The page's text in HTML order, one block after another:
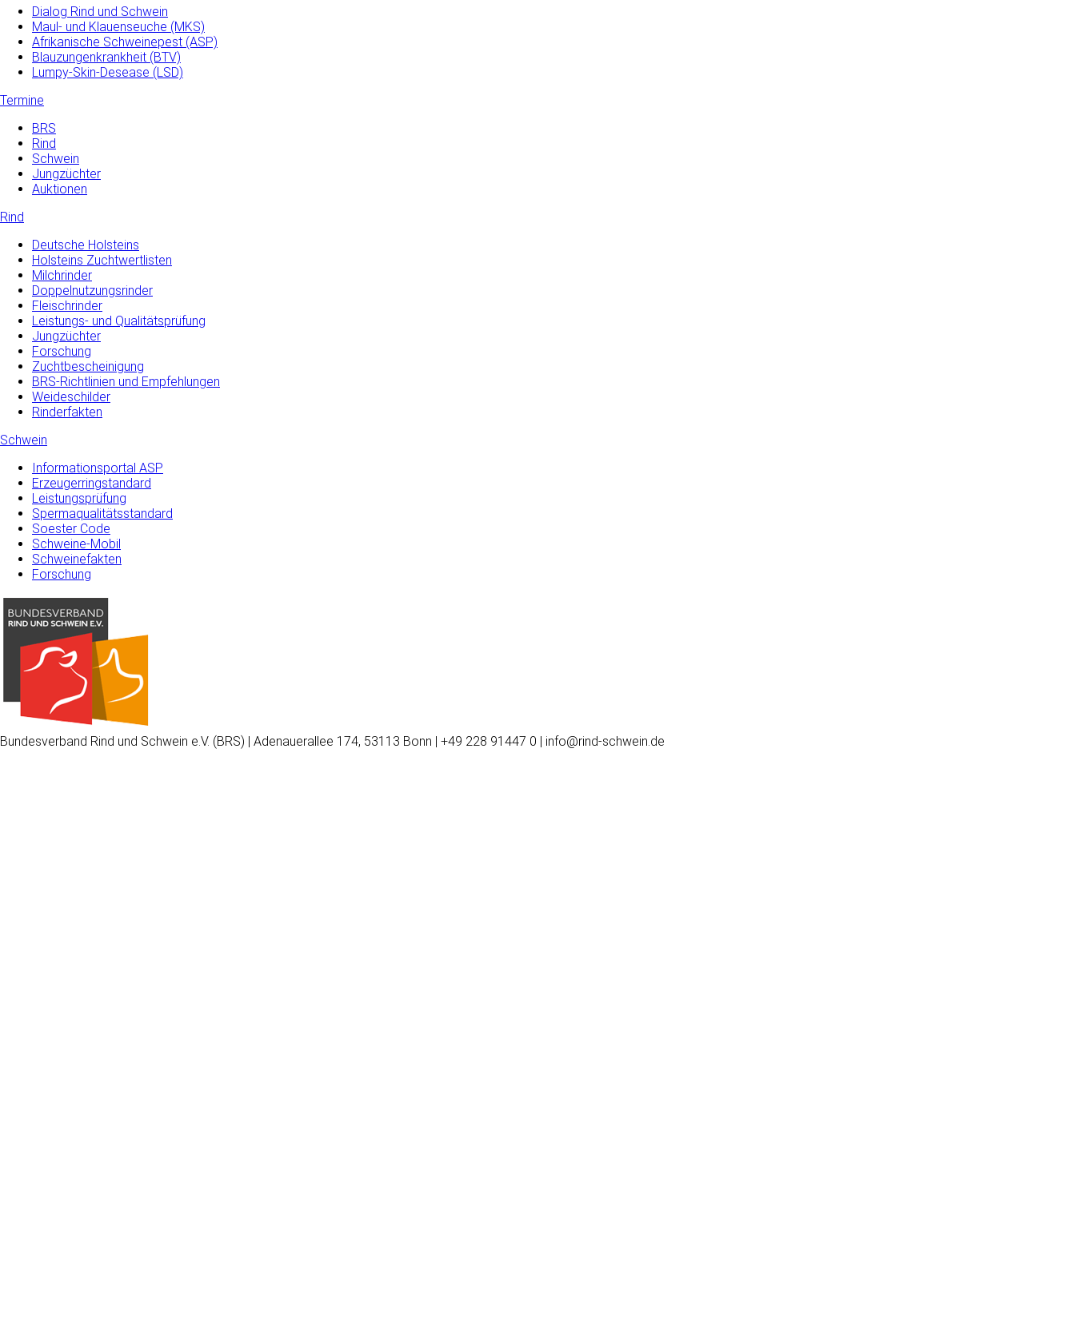
Dialog Rind und Schwein
Maul- und­ Klauenseuche­ (MKS)
Afrikanische Schweinepest (ASP)
Blauzungenkrankheit (BTV)
Lumpy-Skin-Desease (LSD)
Termine
BRS
Rind
Schwein
Jungzüchter
Auktionen
Rind
Deutsche Holsteins
Holsteins Zuchtwertlisten
Milchrinder
Doppelnutzungsrinder
Fleischrinder
Leistungs- und Qualitätsprüfung
Jungzüchter
Forschung
Zuchtbescheinigung
BRS-Richtlinien und Empfehlungen
Weideschilder
Rinderfakten
Schwein
Informationsportal ASP
Erzeugerringstandard
Leistungsprüfung
Spermaqualitätsstandard
Soester Code
Schweine-Mobil
Schweinefakten
Forschung
Bundesverband Rind und Schwein e.V. (BRS) | Adenauerallee 174, 53113 Bonn | +49 228 91447 0 | info@rind-schwein.de